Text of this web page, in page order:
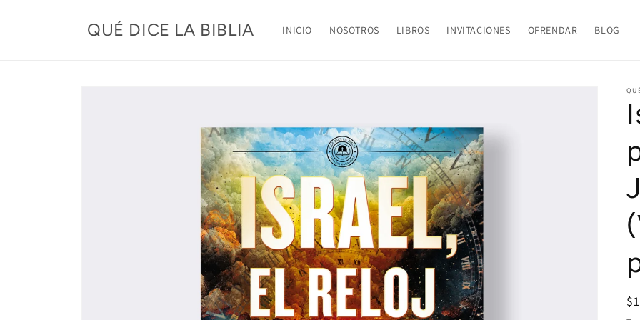
QUÉ DICE LA BIBLIA INICIO NOSOTROS LIBROS INVITACIONES OFRENDAR BLOG